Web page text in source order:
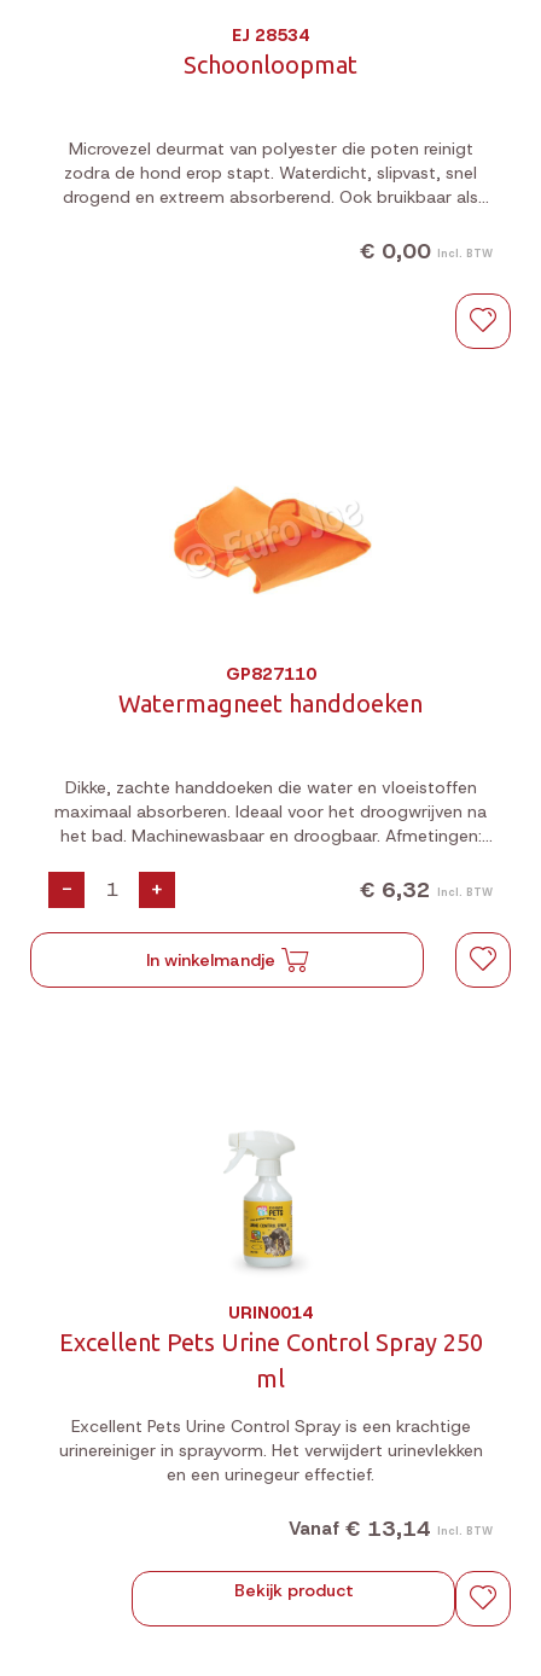
EJ 28534
Schoonloopmat
Microvezel deurmat van polyester die poten reinigt
zodra de hond erop stapt. Waterdicht, slipvast, snel
drogend en extreem absorberend. Ook bruikbaar als
€ 0,00 Incl. BTW
GP827110
Watermagneet handdoeken
Dikke, zachte handdoeken die water en vloeistoffen
maximaal absorberen. Ideaal voor het droogwrijven na
het bad. Machinewasbaar en droogbaar. Afmetingen:
- + € 6,32 Incl. BTW
In winkelmandje
URIN0014
Excellent Pets Urine Control Spray 250
ml
Excellent Pets Urine Control Spray is een krachtige
urinereiniger in sprayvorm. Het verwijdert urinevlekken
en een urinegeur effectief.
Vanaf € 13,14 Incl. BTW
Bekijk product